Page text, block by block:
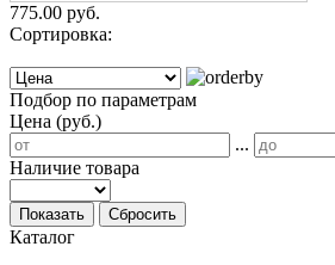
775.00 руб.
Сортировка:
Подбор по параметрам
Цена (руб.)
...
Наличие товара
Показать Сбросить
Каталог